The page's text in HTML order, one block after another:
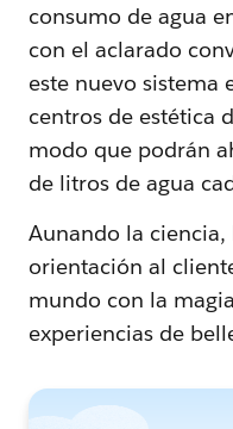
consumo de agua
con el aclarado
este nuevo sistema
centros de estética
modo que podrán
de litros de agua
Aunando la
orientación al
mundo con la
experiencias de